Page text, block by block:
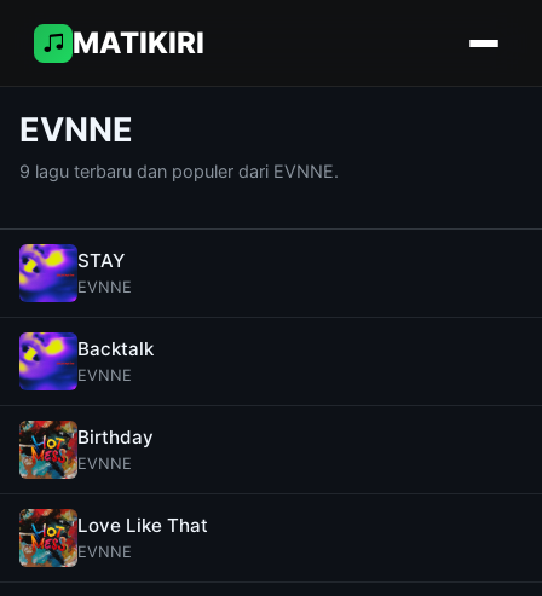
MATIKIRI
EVNNE
9 lagu terbaru dan populer dari EVNNE.
STAY
EVNNE
Backtalk
EVNNE
Birthday
EVNNE
Love Like That
EVNNE